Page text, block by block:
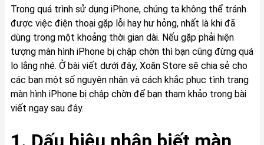
Trong quá trình sử dụng iPhone, chúng ta không thể tránh
được việc điện thoại gặp lỗi hay hư hỏng, nhất là khi đã
dùng trong một khoảng thời gian dài. Nếu gặp phải hiện
tượng màn hình iPhone bị chập chờn thì bạn cũng đừng quá
lo lắng nhé. Ở bài viết dưới đây, Xoăn Store sẽ chia sẻ cho
các bạn một số nguyên nhân và cách khắc phục tình trạng
màn hình iPhone bị chập chờn để bạn tham khảo trong bài
viết ngay sau đây.